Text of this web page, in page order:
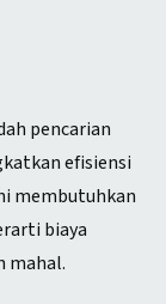
pencarian
efisiensi
membutuhkan
biaya
mahal.